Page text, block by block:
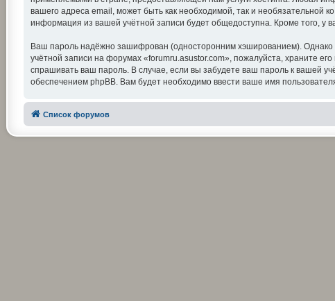
вашего адреса email, может быть как необходимой, так и необязательной
информация из вашей учётной записи будет общедоступна. Кроме того, у
Ваш пароль надёжно зашифрован (односторонним хэшированием). Однако
учётной записи на форумах «forumru.asustor.com», пожалуйста, храните
спрашивать ваш пароль. В случае, если вы забудете ваш пароль к вашей
обеспечением phpBB. Вам будет необходимо ввести ваше имя
Список форумов